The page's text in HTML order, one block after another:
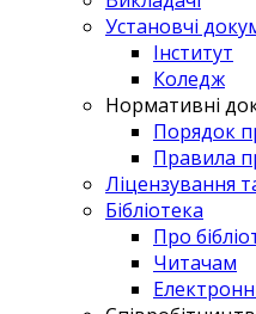
Установчі
Інститут
Коледж
Нормативні
Порядок
Правила
Ліцензування
Бібліотека
Про
Читачам